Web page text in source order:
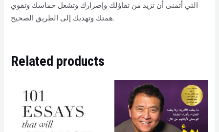
التي أتمنى أن تزيد من تفاؤلك وإصرارك وتشعل حماسك وتقوي
همتك وتهديك إلى الطريق الصحيح.
Related products